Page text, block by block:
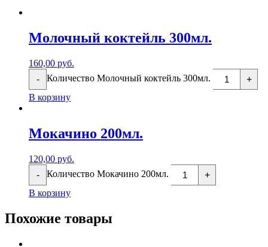
Молочный коктейль 300мл.
160,00 руб.
-
Количество Молочный коктейль 300мл.
+
В корзину
Мокачино 200мл.
120,00 руб.
-
Количество Мокачино 200мл.
+
В корзину
Похожие товары